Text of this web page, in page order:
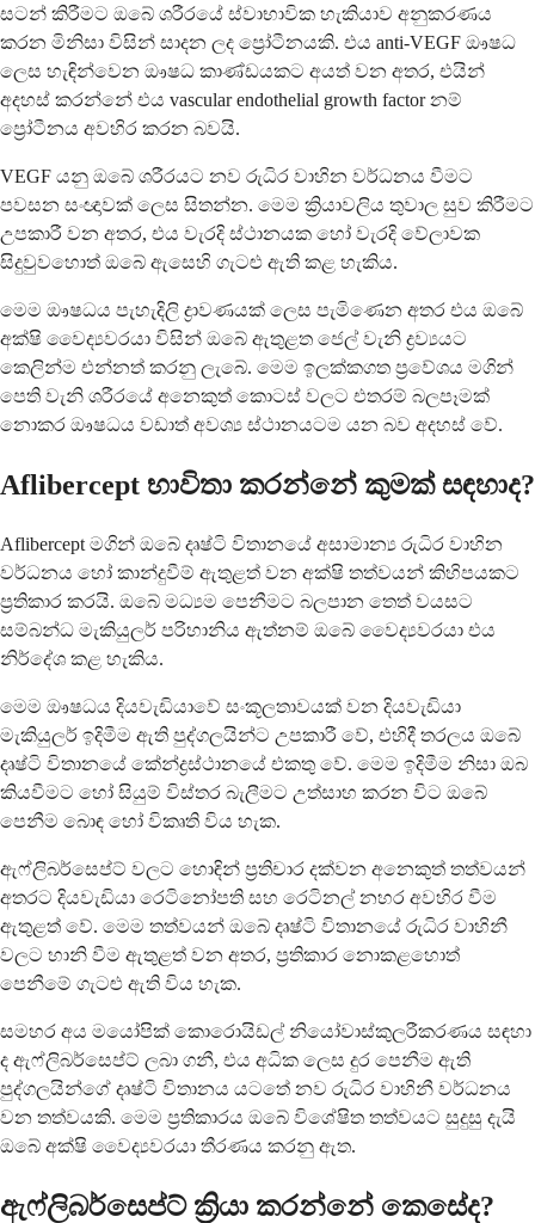
සටන් කිරීමට ඔබේ ශරීරයේ ස්වාභාවික හැකියාව අනුකරණය
කරන මිනිසා විසින් සාදන ලද ප්‍රෝටීනයකි. එය anti-VEGF ඖෂධ
ලෙස හැඳින්වෙන ඖෂධ කාණ්ඩයකට අයත් වන අතර, එයින්
අදහස් කරන්නේ එය vascular endothelial growth factor නම්
ප්‍රෝටීනය අවහිර කරන බවයි.
VEGF යනු ඔබේ ශරීරයට නව රුධිර වාහින වර්ධනය වීමට
පවසන සංඥාවක් ලෙස සිතන්න. මෙම ක්‍රියාවලිය තුවාල සුව කිරීමට
උපකාරී වන අතර, එය වැරදි ස්ථානයක හෝ වැරදි වේලාවක
සිදුවුවහොත් ඔබේ ඇසෙහි ගැටළු ඇති කළ හැකිය.
මෙම ඖෂධය පැහැදිලි ද්‍රාවණයක් ලෙස පැමිණෙන අතර එය ඔබේ
අක්ෂි වෛද්‍යවරයා විසින් ඔබේ ඇතුළත ජෙල් වැනි ද්‍රව්‍යයට
කෙලින්ම එන්නත් කරනු ලැබේ. මෙම ඉලක්කගත ප්‍රවේශය මගින්
පෙති වැනි ශරීරයේ අනෙකුත් කොටස් වලට එතරම් බලපෑමක්
නොකර ඖෂධය වඩාත් අවශ්‍ය ස්ථානයටම යන බව අදහස් වේ.
Aflibercept භාවිතා කරන්නේ කුමක් සඳහාද?
Aflibercept මගින් ඔබේ දෘෂ්ටි විතානයේ අසාමාන්‍ය රුධිර වාහින
වර්ධනය හෝ කාන්දුවීම් ඇතුළත් වන අක්ෂි තත්වයන් කිහිපයකට
ප්‍රතිකාර කරයි. ඔබේ මධ්‍යම පෙනීමට බලපාන තෙත් වයසට
සම්බන්ධ මැකියුලර් පරිහානිය ඇත්නම් ඔබේ වෛද්‍යවරයා එය
නිර්දේශ කළ හැකිය.
මෙම ඖෂධය දියවැඩියාවේ සංකූලතාවයක් වන දියවැඩියා
මැකියුලර් ඉදිමීම ඇති පුද්ගලයින්ට උපකාරී වේ, එහිදී තරලය ඔබේ
දෘෂ්ටි විතානයේ කේන්ද්‍රස්ථානයේ එකතු වේ. මෙම ඉදිමීම නිසා ඔබ
කියවීමට හෝ සියුම් විස්තර බැලීමට උත්සාහ කරන විට ඔබේ
පෙනීම බොඳ හෝ විකෘති විය හැක.
ඇෆ්ලිබර්සෙප්ට් වලට හොඳින් ප්‍රතිචාර දක්වන අනෙකුත් තත්වයන්
අතරට දියවැඩියා රෙටිනෝපති සහ රෙටිනල් නහර අවහිර වීම
ඇතුළත් වේ. මෙම තත්වයන් ඔබේ දෘෂ්ටි විතානයේ රුධිර වාහිනී
වලට හානි වීම ඇතුළත් වන අතර, ප්‍රතිකාර නොකළහොත්
පෙනීමේ ගැටළු ඇති විය හැක.
සමහර අය මයෝපික් කොරොයිඩල් නියෝවාස්කුලරීකරණය සඳහා
ද ඇෆ්ලිබර්සෙප්ට් ලබා ගනී, එය අධික ලෙස දුර පෙනීම ඇති
පුද්ගලයින්ගේ දෘෂ්ටි විතානය යටතේ නව රුධිර වාහිනී වර්ධනය
වන තත්වයකි. මෙම ප්‍රතිකාරය ඔබේ විශේෂිත තත්වයට සුදුසු දැයි
ඔබේ අක්ෂි වෛද්‍යවරයා තීරණය කරනු ඇත.
ඇෆ්ලිබර්සෙප්ට් ක්‍රියා කරන්නේ කෙසේද?